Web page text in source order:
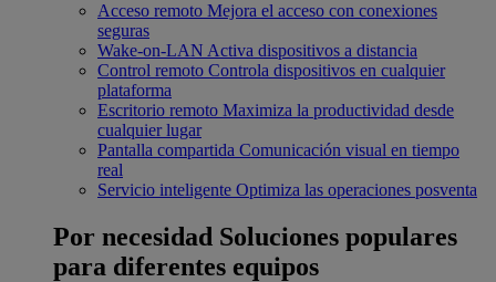
Acceso remoto Mejora el acceso con conexiones
seguras
Wake-on-LAN Activa dispositivos a distancia
Control remoto Controla dispositivos en cualquier
plataforma
Escritorio remoto Maximiza la productividad desde
cualquier lugar
Pantalla compartida Comunicación visual en tiempo
real
Servicio inteligente Optimiza las operaciones posventa
Por necesidad Soluciones populares
para diferentes equipos